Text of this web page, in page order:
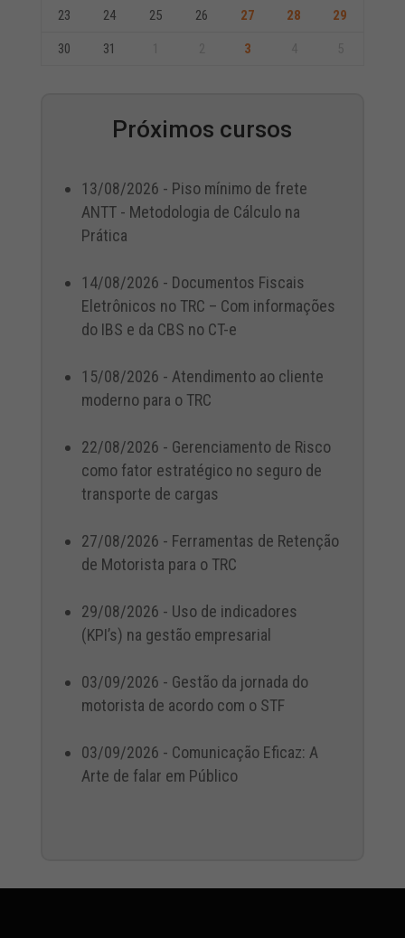
23 24 25 26 27 28 29
30 31 3
Próximos cursos
13/08/2026 - Piso mínimo de frete
ANTT - Metodologia de Cálculo na
Prática
14/08/2026 - Documentos Fiscais
Eletrônicos no TRC – Com informações
do IBS e da CBS no CT-e
15/08/2026 - Atendimento ao cliente
moderno para o TRC
22/08/2026 - Gerenciamento de Risco
como fator estratégico no seguro de
transporte de cargas
27/08/2026 - Ferramentas de Retenção
de Motorista para o TRC
29/08/2026 - Uso de indicadores
(KPI’s) na gestão empresarial
03/09/2026 - Gestão da jornada do
motorista de acordo com o STF
03/09/2026 - Comunicação Eficaz: A
Arte de falar em Público